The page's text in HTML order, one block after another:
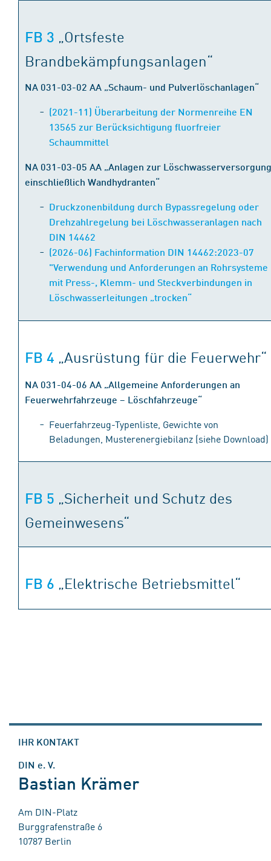
FB 3 „Ortsfeste
Brandbekämpfungsanlagen“
NA 031-03-02 AA „Schaum- und Pulverlöschanlagen“
(2021-11) Überarbeitung der Normenreihe EN
13565 zur Berücksichtigung fluorfreier
Schaummittel
NA 031-03-05 AA „Anlagen zur Löschwasserversorgung
einschließlich Wandhydranten“
Druckzonenbildung durch Bypassregelung oder
Drehzahlregelung bei Löschwasseranlagen nach
DIN 14462
(2026-06) Fachinformation DIN 14462:2023-07
"Verwendung und Anforderungen an Rohrsysteme
mit Press-, Klemm- und Steckverbindungen in
Löschwasserleitungen „trocken“
FB 4 „Ausrüstung für die Feuerwehr“
NA 031-04-06 AA „Allgemeine Anforderungen an
Feuerwehrfahrzeuge – Löschfahrzeuge“
Feuerfahrzeug-Typenliste, Gewichte von
Beladungen, Musterenergiebilanz (siehe Download)
FB 5 „Sicherheit und Schutz des
Gemeinwesens“
FB 6 „Elektrische Betriebsmittel“
IHR KONTAKT
DIN e. V.
Bastian Krämer
Am DIN-Platz
Burggrafenstraße 6
10787 Berlin